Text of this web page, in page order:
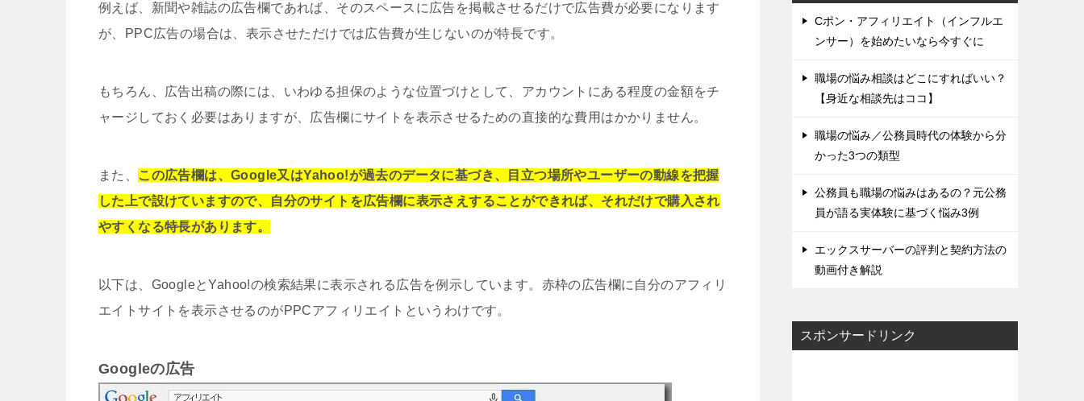
例えば、新聞や雑誌の広告欄であれば、そのスペースに広告を掲載させるだけで広告費が必要になります
が、PPC広告の場合は、表示させただけでは広告費が生じないのが特長です。
もちろん、広告出稿の際には、いわゆる担保のような位置づけとして、アカウントにある程度の金額をチ
ャージしておく必要はありますが、広告欄にサイトを表示させるための直接的な費用はかかりません。
また、
この広告欄は、Google又はYahoo!が過去のデータに基づき、目立つ場所やユーザーの動線を把握
した上で設けていますので、自分のサイトを広告欄に表示さえすることができれば、それだけで購入され
やすくなる特長があります。
以下は、GoogleとYahoo!の検索結果に表示される広告を例示しています。赤枠の広告欄に自分のアフィリ
エイトサイトを表示させるのがPPCアフィリエイトというわけです。
Googleの広告
Cポン・アフィリエイト（インフルエ
ンサー）を始めたいなら今すぐに
職場の悩み相談はどこにすればいい？
【身近な相談先はココ】
職場の悩み／公務員時代の体験から分
かった3つの類型
公務員も職場の悩みはあるの？元公務
員が語る実体験に基づく悩み3例
エックスサーバーの評判と契約方法の
動画付き解説
スポンサードリンク